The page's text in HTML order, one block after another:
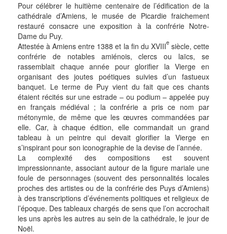
Pour célébrer le huitième centenaire de l’édification de la
cathédrale d’Amiens, le musée de Picardie fraichement
restauré consacre une exposition à la confrérie Notre-
Dame du Puy.
Attestée à Amiens entre 1388 et la fin du XVIIIesiècle, cette
confrérie de notables amiénois, clercs ou laïcs, se
rassemblait chaque année pour glorifier la Vierge en
organisant des joutes poétiques suivies d’un fastueux
banquet. Le terme de Puy vient du fait que ces chants
étaient récités sur une estrade – ou podium – appelée puy
en français médiéval ; la confrérie a pris ce nom par
métonymie, de même que les œuvres commandées par
elle. Car, à chaque édition, elle commandait un grand
tableau à un peintre qui devait glorifier la Vierge en
s’inspirant pour son iconographie de la devise de l’année.
La complexité des compositions est souvent
impressionnante, associant autour de la figure mariale une
foule de personnages (souvent des personnalités locales
proches des artistes ou de la confrérie des Puys d’Amiens)
à des transcriptions d’événements politiques et religieux de
l’époque. Des tableaux chargés de sens que l’on accrochait
les uns après les autres au sein de la cathédrale, le jour de
Noël.